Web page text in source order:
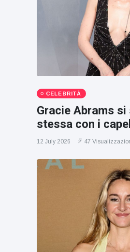
CELEBRITÀ
Gracie Abrams
stessa con i
12 July 2026 47